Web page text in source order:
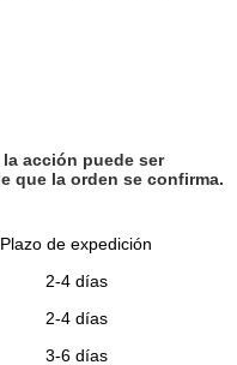
acción puede ser
que la orden se confirma.
Plazo de expedición
2-4 días
2-4 días
3-6 días